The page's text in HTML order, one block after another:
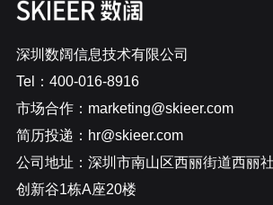
深圳数阔信息技术有限公司
Tel：400-016-8916
市场合作：marketing@skieer.com
简历投递：hr@skieer.com
公司地址：深圳市南山区西丽街道西丽
创新谷1栋A座20楼